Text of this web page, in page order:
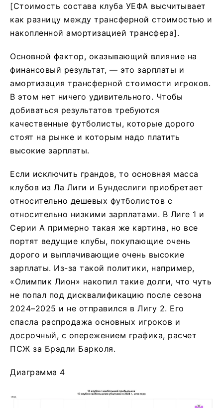
[Стоимость состава клуба УЕФА высчитывает
как разницу между трансферной стоимостью и
накопленной амортизацией трансфера].
Основной фактор, оказывающий влияние на
финансовый результат, — это зарплаты и
амортизация трансферной стоимости игроков.
В этом нет ничего удивительного. Чтобы
добиваться результатов требуются
качественные футболисты, которые дорого
стоят на рынке и которым надо платить
высокие зарплаты.
Если исключить грандов, то основная масса
клубов из Ла Лиги и Бундеслиги приобретает
относительно дешевых футболистов с
относительно низкими зарплатами. В Лиге 1 и
Серии А примерно такая же картина, но все
портят ведущие клубы, покупающие очень
дорого и выплачивающие очень высокие
зарплаты. Из-за такой политики, например,
«Олимпик Лион» накопил такие долги, что чуть
не попал под дисквалификацию после сезона
2024–2025 и не отправился в Лигу 2. Его
спасла распродажа основных игроков и
досрочный, с опережением графика, расчет
ПСЖ за Брэдли Барколя.
Диаграмма 4